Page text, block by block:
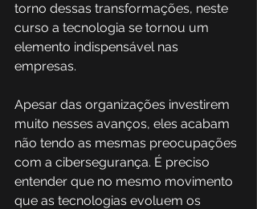
torno dessas transformações, neste
curso a tecnologia se tornou um
elemento indispensável nas
empresas.
Apesar das organizações investirem
muito nesses avanços, eles acabam
não tendo as mesmas preocupações
com a cibersegurança. É preciso
entender que no mesmo movimento
que as tecnologias evoluem os